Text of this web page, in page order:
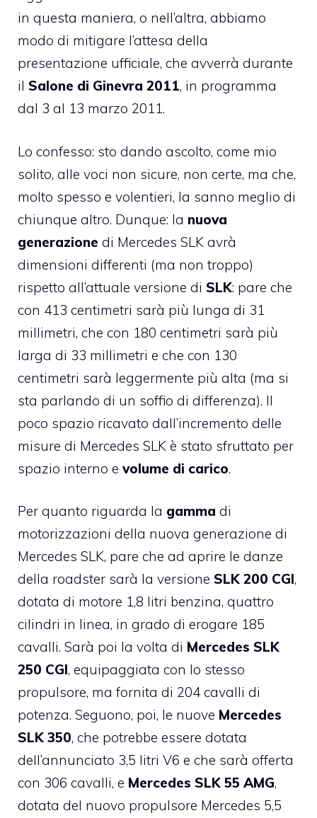
in questa maniera, o nell’altra, abbiamo
modo di mitigare l’attesa della
presentazione ufficiale, che avverrà durante
il Salone di Ginevra 2011, in programma
dal 3 al 13 marzo 2011.
Lo confesso: sto dando ascolto, come mio
solito, alle voci non sicure, non certe, ma che,
molto spesso e volentieri, la sanno meglio di
chiunque altro. Dunque: la nuova
generazione di Mercedes SLK avrà
dimensioni differenti (ma non troppo)
rispetto all’attuale versione di SLK: pare che
con 413 centimetri sarà più lunga di 31
millimetri, che con 180 centimetri sarà più
larga di 33 millimetri e che con 130
centimetri sarà leggermente più alta (ma si
sta parlando di un soffio di differenza). Il
poco spazio ricavato dall’incremento delle
misure di Mercedes SLK è stato sfruttato per
spazio interno e volume di carico.
Per quanto riguarda la gamma di
motorizzazioni della nuova generazione di
Mercedes SLK, pare che ad aprire le danze
della roadster sarà la versione SLK 200 CGI,
dotata di motore 1,8 litri benzina, quattro
cilindri in linea, in grado di erogare 185
cavalli. Sarà poi la volta di Mercedes SLK
250 CGI, equipaggiata con lo stesso
propulsore, ma fornita di 204 cavalli di
potenza. Seguono, poi, le nuove Mercedes
SLK 350, che potrebbe essere dotata
dell’annunciato 3,5 litri V6 e che sarà offerta
con 306 cavalli, e Mercedes SLK 55 AMG,
dotata del nuovo propulsore Mercedes 5,5